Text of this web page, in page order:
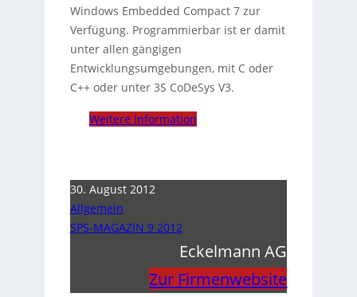
Windows Embedded Compact 7 zur
Verfügung. Programmierbar ist er damit
unter allen gängigen
Entwicklungsumgebungen, mit C oder
C++ oder unter 3S CoDeSys V3.
Weitere Information
30. August 2012
Allgemein
SPS-MAGAZIN 9 2012
Eckelmann AG
Zur Firmenwebsite